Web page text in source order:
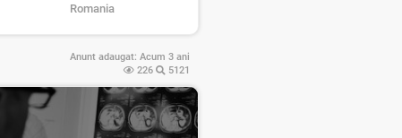
Romania
226 5121
Anunt adaugat: Acum 3 ani